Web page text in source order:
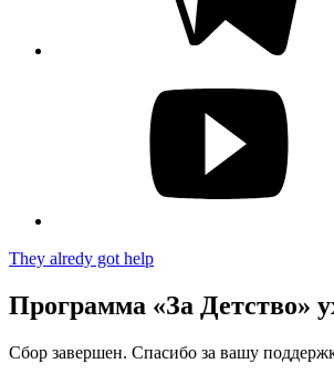
They alredy got help
Программа «За Детство»
Сбор завершен. Спасибо за вашу